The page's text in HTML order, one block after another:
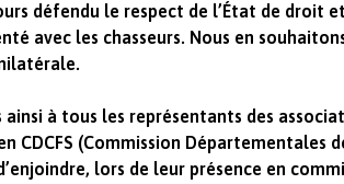
défendu le respect de l’État de droit
avec les chasseurs. Nous en
ainsi à tous les représentants des
CDCFS (Commission Départementales
lors de leur présence en